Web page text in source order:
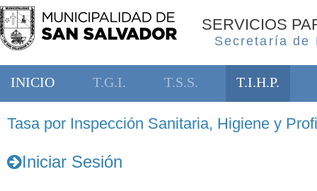
SERVICIOS
Secretaría de
INICIO T.G.I. T.S.S. T.I.H.P.
Tasa por Inspección Sanitaria, Higiene y
Iniciar Sesión